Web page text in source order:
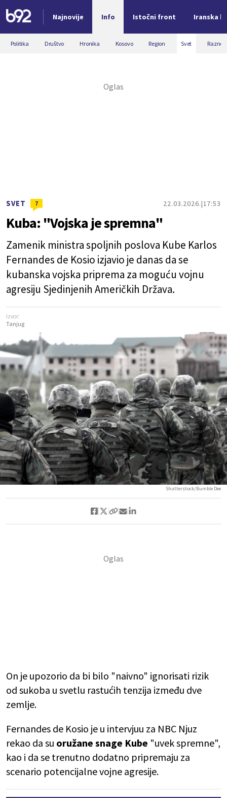
Najnovije Info Istočni front Iranska
Nova vest
Politika Društvo Hronika Kosovo Region Svet Razno
SVET 7 22.03.2026. 17:53
Kuba: "Vojska je spremna"
Zamenik ministra spoljnih poslova Kube Karlos
Fernandes de Kosio izjavio je danas da se
kubanska vojska priprema za moguću vojnu
agresiju Sjedinjenih Američkih Država.
Izvor:
Tanjug
Shutterstock/Bumble Dee
On je upozorio da bi bilo "naivno" ignorisati rizik
od sukoba u svetlu rastućih tenzija između dve
zemlje.
Fernandes de Kosio je u intervjuu za NBC Njuz
rekao da su oružane snage Kube "uvek spremne",
kao i da se trenutno dodatno pripremaju za
scenario potencijalne vojne agresije.